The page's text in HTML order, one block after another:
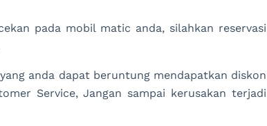
pada mobil matic anda, silahkan reservasi
anda dapat beruntung mendapatkan diskon
Service, Jangan sampai kerusakan terjadi